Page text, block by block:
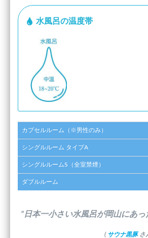
水風呂の温度帯
カプセルルーム（※男性のみ）
シングルルーム タイプA
シングルルームS（全室禁煙）
ダブルルーム
”日本一小さい水風呂が岡山にあっ
( サウナ黒豚 さ